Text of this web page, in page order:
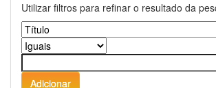
Utilizar filtros para refinar o resultado da